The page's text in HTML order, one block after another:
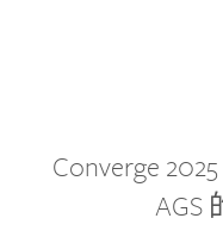
Converge
AGS